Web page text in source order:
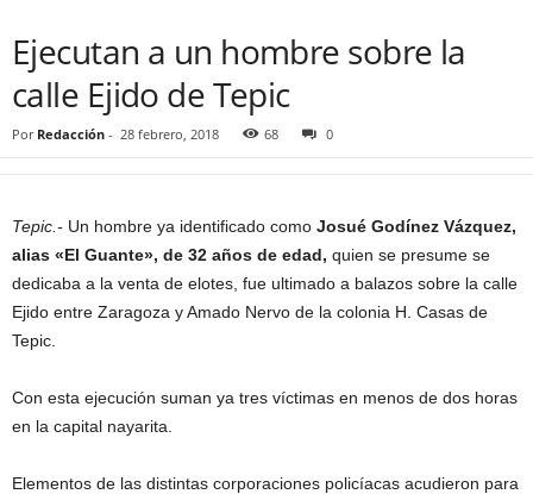
Ejecutan a un hombre sobre la
calle Ejido de Tepic
Por Redacción - 28 febrero, 2018 68 0
Tepic.- Un hombre ya identificado como Josué Godínez Vázquez,
alias «El Guante», de 32 años de edad, quien se presume se
dedicaba a la venta de elotes, fue ultimado a balazos sobre la calle
Ejido entre Zaragoza y Amado Nervo de la colonia H. Casas de
Tepic.
Con esta ejecución suman ya tres víctimas en menos de dos horas
en la capital nayarita.
Elementos de las distintas corporaciones policíacas acudieron para